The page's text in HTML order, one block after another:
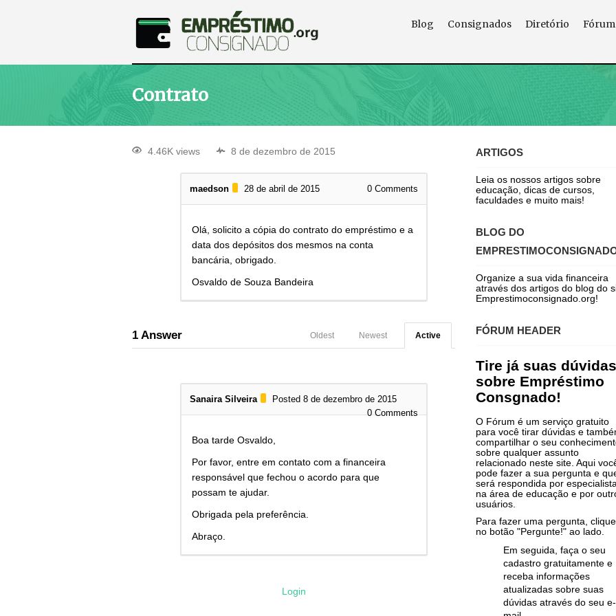
Blog Consignados Diretório Fórum
Contrato
4.46K views 8 de dezembro de 2015
maedson 28 de abril de 2015 0 Comments
Olá, solicito a cópia do contrato do empréstimo e a
data dos depósitos dos mesmos na conta
bancária, obrigado.
Osvaldo de Souza Bandeira
1 Answer Active
Newest
Oldest
Sanaira Silveira
Posted 8 de dezembro de 2015
0Comments
Boa tarde Osvaldo,
Por favor, entre em contato com a financeira
responsável que fechou o acordo para que
possam te ajudar.
Obrigada pela preferência.
Abraço.
Login
ARTIGOS
Leia os nossos artigos sobre
educação, dicas de cursos,
faculdades e muito mais!
BLOG DO
Organize a sua vida financeira
através dos artigos do blog do
Emprestimoconsignado.org!
FÓRUM HEADER
Tire já suas dúvidas
sobre Empréstimo
Consgnado!
O Fórum é um serviço gratuito
para você tirar dúvidas e
compartilhar o seu
sobre qualquer assunto
relacionado neste site. Aqui
pode fazer a sua pergunta e
será respondida por
na área de educação e por
usuários.
Para fazer uma pergunta, clique
no botão "Pergunte!" ao lado.
Em seguida, faça o seu
cadastro gratuitamente e
receba informações
atualizadas sobre suas
dúvidas através do seu e-